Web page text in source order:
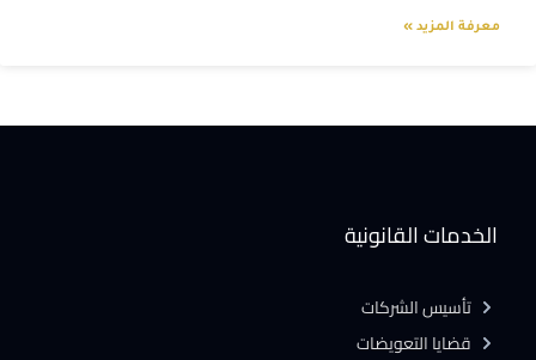
معرفة المزيد »
الخدمات القانونية
تأسيس الشركات
قضايا التعويضات